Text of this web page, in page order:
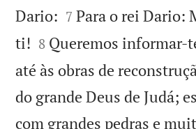
Dario: 

7 Para o rei Dario:
ti! 

8 Queremos informar-
até às obras de
do grande Deus de Judá;
com grandes pedras e